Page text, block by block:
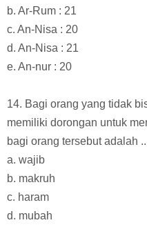
b. Ar-Rum : 21
c. An-Nisa : 20
d. An-Nisa : 21
e. An-nur : 20
14. Bagi orang yang tidak
memiliki dorongan untuk
bagi orang tersebut adalah
a. wajib
b. makruh
c. haram
d. mubah